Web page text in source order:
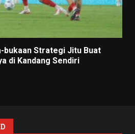
bukaan Strategi Jitu Buat
di Kandang Sendiri